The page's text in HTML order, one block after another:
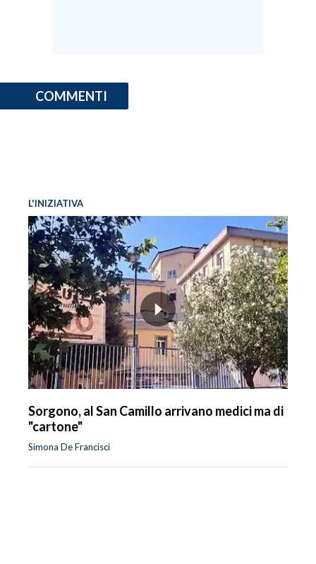
COMMENTI
L'INIZIATIVA
Sorgono, al San Camillo arrivano medici ma di
"cartone"
Simona De Francisci